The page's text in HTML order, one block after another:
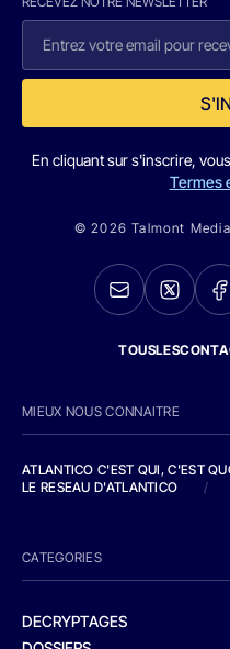
En cliquant sur s'inscrire,
Termes
© 2026 Talmont
MIEUX NOUS CONNAITRE
ATLANTICO C'EST QUI, C'EST
LE RESEAU D'ATLANTICO
/
CATEGORIES
DECRYPTAGES